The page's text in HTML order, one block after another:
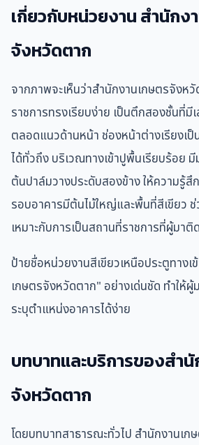
เกี่ยวกับหน่วยงาน สำนักง
จังหวัดตาก
จากภาพจะเห็นว่าสำนักงานเกษตรจังห
ราชการทรงเรียบง่าย เป็นตึกสองชั้นที่มีเ
ตลอดแนวด้านหน้า ช่องหน้าต่างเรียงเ
ได้ทั่วถึง บริเวณทางเข้าปูพื้นเรียบร้อย
ต้นปาล์มวางประดับสองข้าง ให้ความรู้สึ
รอบอาคารมีต้นไม้ใหญ่และพื้นที่สีเขียว
เหมาะกับการเป็นสถานที่ราชการที่ผู้มาติ
ป้ายชื่อหน่วยงานสีเขียวเหนือประตูทางเ
เกษตรจังหวัดตาก" อย่างเด่นชัด ทำให้ผู้
ระบุตำแหน่งอาคารได้ง่าย
บทบาทและบริการของสำ
จังหวัดตาก
โดยบทบาทสาธารณะทั่วไป สำนักงานเก